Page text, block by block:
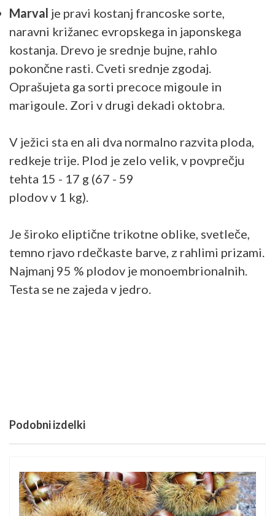
Marval je pravi kostanj francoske sorte,
naravni križanec evropskega in japonskega
kostanja. Drevo je srednje bujne, rahlo
pokončne rasti. Cveti srednje zgodaj.
Oprašujeta ga sorti precoce migoule in
marigoule. Zori v drugi dekadi oktobra.
V ježici sta en ali dva normalno razvita ploda,
redkeje trije. Plod je zelo velik, v povprečju
tehta 15 - 17 g (67 - 59
plodov v 1 kg).
Je široko eliptične trikotne oblike, svetleče,
temno rjavo rdečkaste barve, z rahlimi prizami.
Najmanj 95 % plodov je monoembrionalnih.
Testa se ne zajeda v jedro.
Podobni izdelki